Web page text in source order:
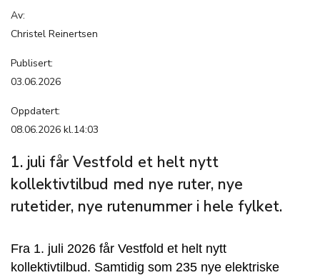
Av:
Christel Reinertsen
Publisert:
03.06.2026
Oppdatert:
08.06.2026 kl.14:03
1. juli får Vestfold et helt nytt
kollektivtilbud med nye ruter, nye
rutetider, nye rutenummer i hele fylket.
Fra 1. juli 2026 får Vestfold et helt nytt
kollektivtilbud. Samtidig som 235 nye elektriske